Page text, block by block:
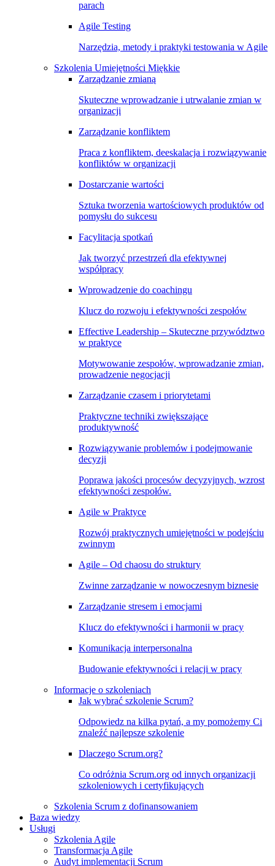
parach
Agile Testing
Narzędzia, metody i praktyki testowania w Agile
Szkolenia Umiejętności Miękkie
Zarządzanie zmianą
Skuteczne wprowadzanie i utrwalanie zmian w
organizacji
Zarządzanie konfliktem
Praca z konfliktem, deeskalacja i rozwiązywanie
konfliktów w organizacji
Dostarczanie wartości
Sztuka tworzenia wartościowych produktów od
pomysłu do sukcesu
Facylitacja spotkań
Jak tworzyć przestrzeń dla efektywnej
współpracy
Wprowadzenie do coachingu
Klucz do rozwoju i efektywności zespołów
Effective Leadership – Skuteczne przywództwo
w praktyce
Motywowanie zespołów, wprowadzanie zmian,
prowadzenie negocjacji
Zarządzanie czasem i priorytetami
Praktyczne techniki zwiększające
produktywność
Rozwiązywanie problemów i podejmowanie
decyzji
Poprawa jakości procesów decyzyjnych, wzrost
efektywności zespołów.
Agile w Praktyce
Rozwój praktycznych umiejętności w podejściu
zwinnym
Agile – Od chaosu do struktury
Zwinne zarządzanie w nowoczesnym biznesie
Zarządzanie stresem i emocjami
Klucz do efektywności i harmonii w pracy
Komunikacja interpersonalna
Budowanie efektywności i relacji w pracy
Informacje o szkoleniach
Jak wybrać szkolenie Scrum?
Odpowiedz na kilka pytań, a my pomożemy Ci
znaleźć najlepsze szkolenie
Dlaczego Scrum.org?
Co odróżnia Scrum.org od innych organizacji
szkoleniowych i certyfikujących
Szkolenia Scrum z dofinansowaniem
Baza wiedzy
Usługi
Szkolenia Agile
Transformacja Agile
Audyt implementacji Scrum